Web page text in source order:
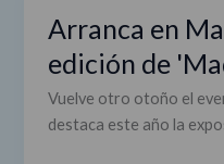
Arranca en
edición de
Vuelve otro otoño el
destaca este año la
Arranca
Matadero
la
IV